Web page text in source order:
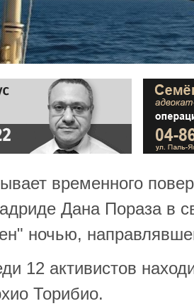
временного
Дана Пораза в
ночью,
12 активистов
Торибио.